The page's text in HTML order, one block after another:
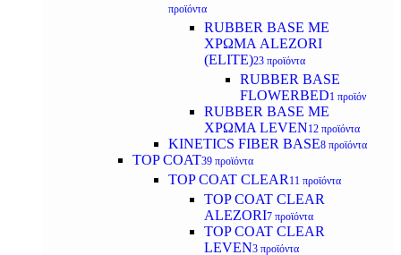
προϊόντα
RUBBER BASE ΜΕ
ΧΡΩΜΑ ALEZORI
(ELITE)23 προϊόντα
RUBBER BASE
FLOWERBED1 προϊόν
RUBBER BASE ΜΕ
ΧΡΩΜΑ LEVEN12 προϊόντα
KINETICS FIBER BASE8 προϊόντα
TOP COAT39 προϊόντα
TOP COAT CLEAR 11 προϊόντα
TOP COAT CLEAR
ALEZORI7 προϊόντα
TOP COAT CLEAR
LEVEN3 προϊόντα